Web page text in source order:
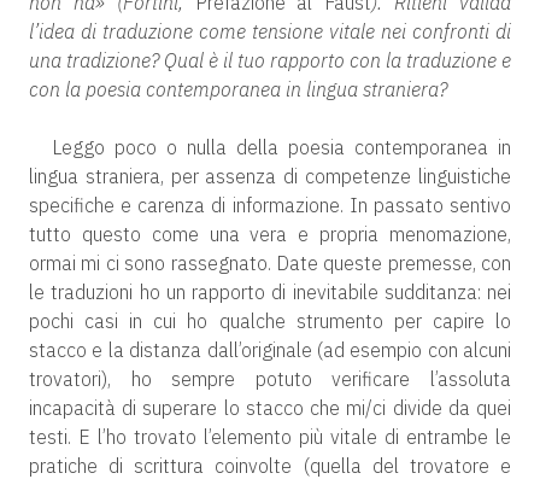
l’idea di traduzione come tensione vitale nei confronti di
una tradizione? Qual è il tuo rapporto con la traduzione e
con la poesia contemporanea in lingua straniera?
Leggo poco o nulla della poesia contemporanea in
lingua straniera, per assenza di competenze linguistiche
specifiche e carenza di informazione. In passato sentivo
tutto questo come una vera e propria menomazione,
ormai mi ci sono rassegnato. Date queste premesse, con
le traduzioni ho un rapporto di inevitabile sudditanza: nei
pochi casi in cui ho qualche strumento per capire lo
stacco e la distanza dall’originale (ad esempio con alcuni
trovatori), ho sempre potuto verificare l’assoluta
incapacità di superare lo stacco che mi/ci divide da quei
testi. E l’ho trovato l’elemento più vitale di entrambe le
pratiche di scrittura coinvolte (quella del trovatore e